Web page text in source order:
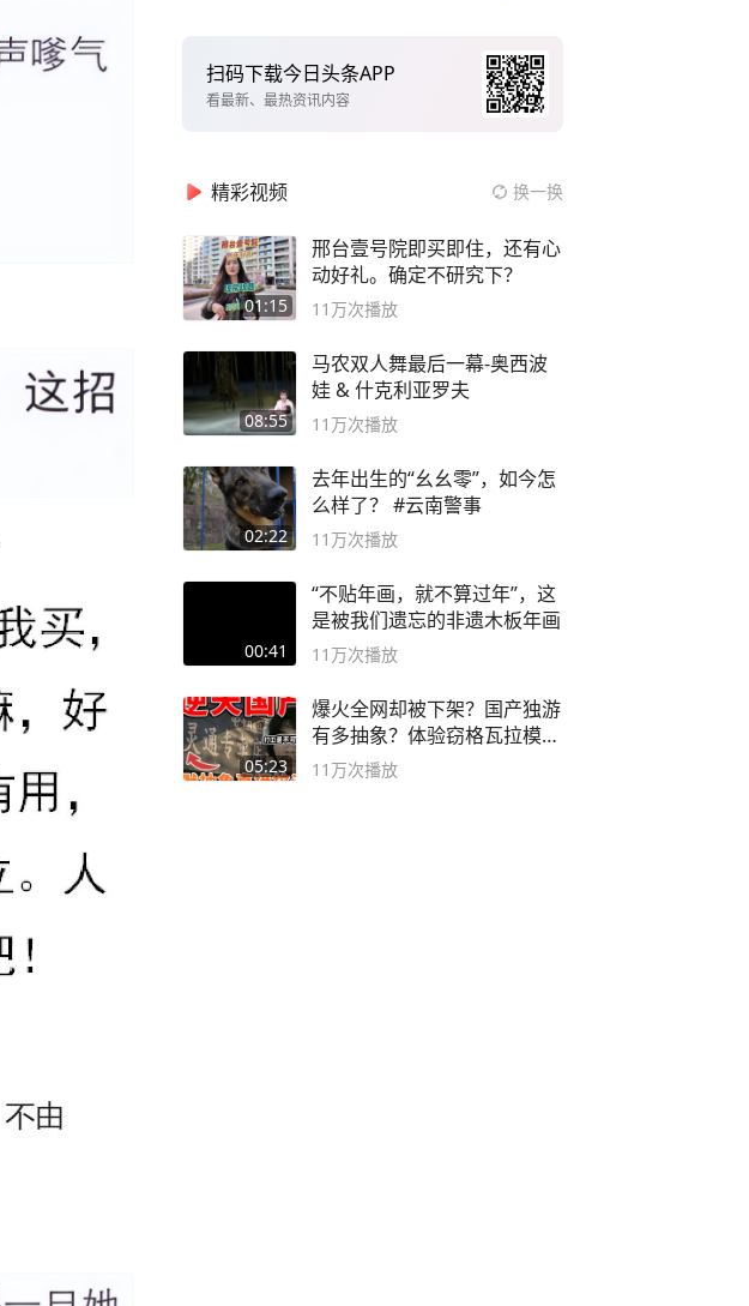
扫码下载今日头条APP
看最新、最热资讯内容
精彩视频 换一换
01:15
邢台壹号院即买即住，还有心
动好礼。确定不研究下？
11万次播放
08:55
马农双人舞最后一幕-奥西波
娃 & 什克利亚罗夫
11万次播放
02:22
去年出生的“幺幺零”，如今怎
么样了？ #云南警事
11万次播放
00:41
“不贴年画，就不算过年”，这
是被我们遗忘的非遗木板年画
11万次播放
05:23
爆火全网却被下架？国产独游
有多抽象？体验窃格瓦拉模拟
器！
11万次播放